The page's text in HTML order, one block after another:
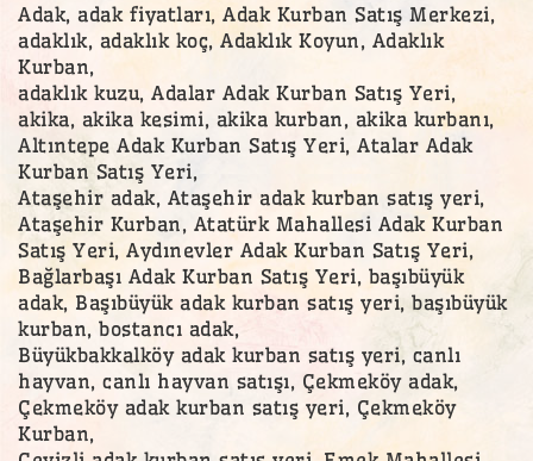
Adak, adak fiyatları, Adak Kurban Satış Merkezi,
adaklık, adaklık koç, Adaklık Koyun, Adaklık
Kurban,
adaklık kuzu, Adalar Adak Kurban Satış Yeri,
akika, akika kesimi, akika kurban, akika kurbanı,
Altıntepe Adak Kurban Satış Yeri, Atalar Adak
Kurban Satış Yeri,
Ataşehir adak, Ataşehir adak kurban satış yeri,
Ataşehir Kurban, Atatürk Mahallesi Adak Kurban
Satış Yeri, Aydınevler Adak Kurban Satış Yeri,
Bağlarbaşı Adak Kurban Satış Yeri, başıbüyük
adak, Başıbüyük adak kurban satış yeri, başıbüyük
kurban, bostancı adak,
Büyükbakkalköy adak kurban satış yeri, canlı
hayvan, canlı hayvan satışı, Çekmeköy adak,
Çekmeköy adak kurban satış yeri, Çekmeköy
Kurban,